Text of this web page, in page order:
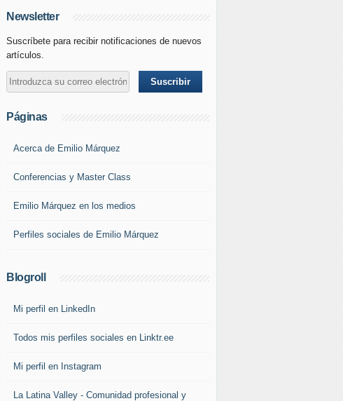
Newsletter
Suscríbete para recibir notificaciones de nuevos
artículos.
Páginas
Acerca de Emilio Márquez
Conferencias y Master Class
Emilio Márquez en los medios
Perfiles sociales de Emilio Márquez
Blogroll
Mi perfil en LinkedIn
Todos mis perfiles sociales en Linktr.ee
Mi perfil en Instagram
La Latina Valley - Comunidad profesional y